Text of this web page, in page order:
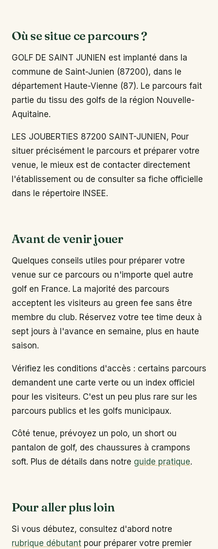
Où se situe ce parcours ?
GOLF DE SAINT JUNIEN est implanté dans la
commune de Saint-Junien (87200), dans le
département Haute-Vienne (87). Le parcours fait
partie du tissu des golfs de la région Nouvelle-
Aquitaine.
LES JOUBERTIES 87200 SAINT-JUNIEN, Pour
situer précisément le parcours et préparer votre
venue, le mieux est de contacter directement
l'établissement ou de consulter sa fiche officielle
dans le répertoire INSEE.
Avant de venir jouer
Quelques conseils utiles pour préparer votre
venue sur ce parcours ou n'importe quel autre
golf en France. La majorité des parcours
acceptent les visiteurs au green fee sans être
membre du club. Réservez votre tee time deux à
sept jours à l'avance en semaine, plus en haute
saison.
Vérifiez les conditions d'accès : certains parcours
demandent une carte verte ou un index officiel
pour les visiteurs. C'est un peu plus rare sur les
parcours publics et les golfs municipaux.
Côté tenue, prévoyez un polo, un short ou
pantalon de golf, des chaussures à crampons
soft. Plus de détails dans notre guide pratique.
Pour aller plus loin
Si vous débutez, consultez d'abord notre
rubrique débutant pour préparer votre premier